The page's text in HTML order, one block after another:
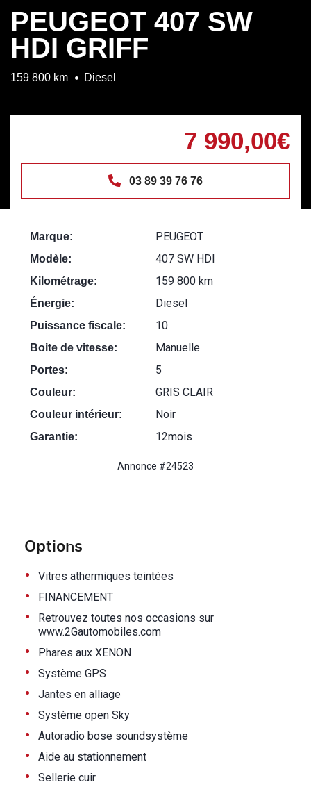
PEUGEOT 407 SW
HDI GRIFF
159 800 km Diesel
7 990,00€
03 89 39 76 76
Options
• Vitres athermiques teintées
• FINANCEMENT
•
Retrouvez toutes nos occasions sur
www.2Gautomobiles.com
• Phares aux XENON
• Système GPS
• Jantes en alliage
• Système open Sky
• Autoradio bose soundsystème
• Aide au stationnement
• Sellerie cuir
Marque: PEUGEOT
Modèle: 407 SW HDI
Kilométrage: 159 800 km
Énergie: Diesel
Puissance fiscale: 10
Boite de vitesse: Manuelle
Portes: 5
Couleur: GRIS CLAIR
Couleur intérieur: Noir
Garantie: 12mois
Annonce #24523